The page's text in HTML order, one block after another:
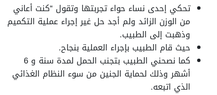
تحكي إحدى نساء حواء تجربتها وتقول “كنت أعاني
من الوزن الزائد ولم أجد حل غير إجراء عملية التكميم
وذهبت إلى الطبيب.
حيث قام الطبيب بإجراء العملية بنجاح.
كما نصحني الطبيب بتجنب الحمل لمدة سنة و 6
أشهر وذلك لحماية الجنين من سوء النظام الغذائي
الذي اتبعه.